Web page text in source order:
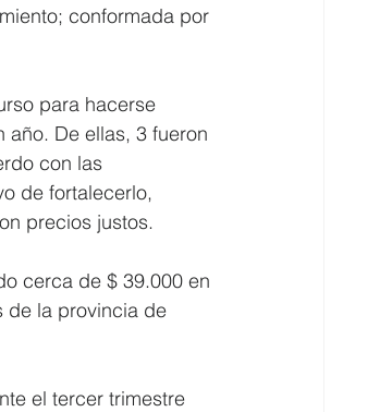
conformada por
para hacerse
De ellas, 3 fueron
con las
de fortalecerlo,
precios justos.
cerca de $ 39.000 en
de la provincia de
el tercer trimestre